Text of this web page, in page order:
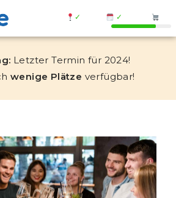
✓ ✓
Letzter Termin für 2024!
wenige Plätze verfügbar!